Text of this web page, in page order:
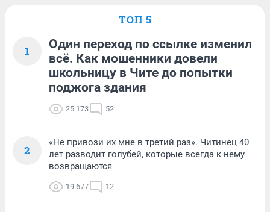
ТОП 5
1
Один переход по ссылке изменил
всё. Как мошенники довели
школьницу в Чите до попытки
поджога здания
25 173 52
2
«Не привози их мне в третий раз». Читинец 40
лет разводит голубей, которые всегда к нему
возвращаются
19 677 12